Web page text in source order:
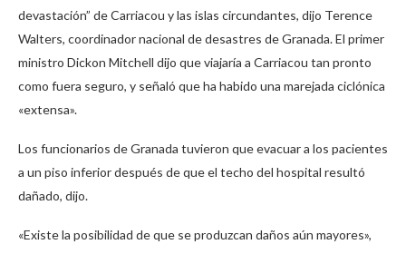
devastación” de Carriacou y las islas circundantes, dijo Terence
Walters, coordinador nacional de desastres de Granada. El primer
ministro Dickon Mitchell dijo que viajaría a Carriacou tan pronto
como fuera seguro, y señaló que ha habido una marejada ciclónica
«extensa».
Los funcionarios de Granada tuvieron que evacuar a los pacientes
a un piso inferior después de que el techo del hospital resultó
dañado, dijo.
«Existe la posibilidad de que se produzcan daños aún mayores»,